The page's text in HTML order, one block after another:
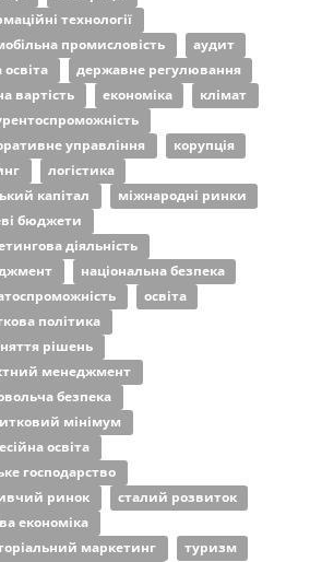
технології
промисловість
аудит
державне регулювання
вартість
економіка
клімат
управління
корупція
логістика
капітал
міжнародні ринки
бюджети
діяльність
національна безпека
освіта
політика
рішень
менеджмент
безпека
мінімум
освіта
господарство
ринок
сталий розвиток
економіка
маркетинг
туризм